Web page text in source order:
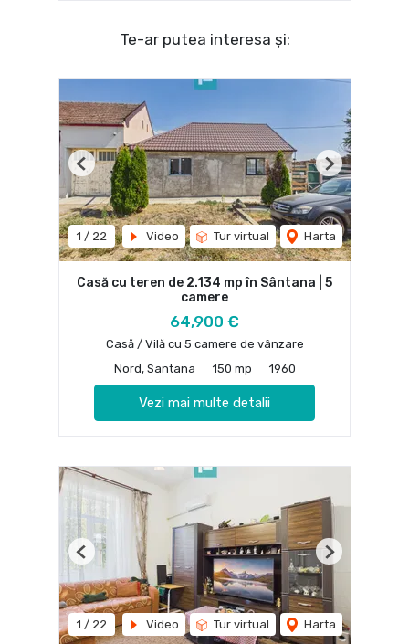
Te-ar putea interesa și:
1 / 22 Video Tur virtual Harta
Previous Next
Casă cu teren de 2.134 mp în Sântana | 5
camere
64,900 €
Casă / Vilă cu 5 camere de vânzare
Nord, Santana
150 mp 1960
Vezi mai multe detalii
1 / 22 Video Tur virtual Harta
Previous Next